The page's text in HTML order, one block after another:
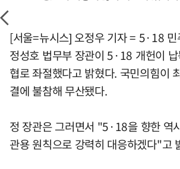
[서울=뉴시스] 오정우 기자 = 5·18
정성호 법무부 장관이 5·18 개헌이
협로 좌절했다고 밝혔다. 국민의힘이
결에 불참해 무산됐다.
정 장관은 그러면서 "5·18을 향한 역
관용 원칙으로 강력히 대응하겠다"고